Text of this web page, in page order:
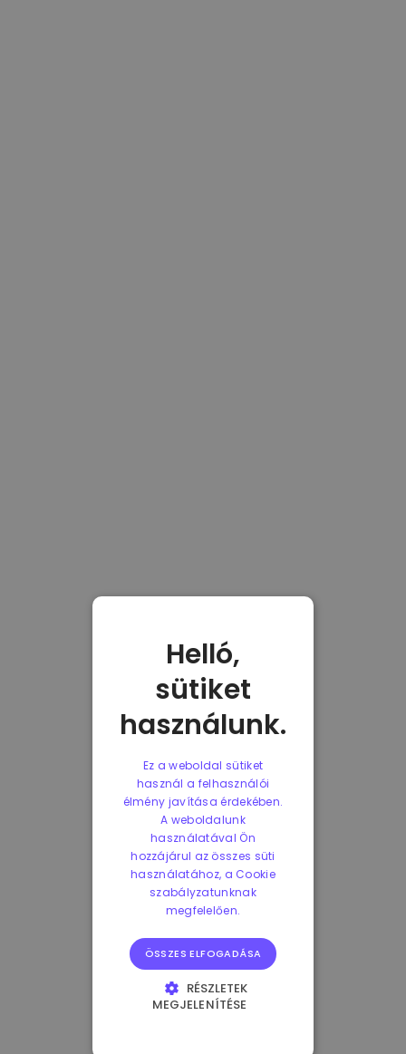
Helló,
sütiket
használunk.
Ez a weboldal sütiket
használ a felhasználói
élmény javítása érdekében.
A weboldalunk
használatával Ön
hozzájárul az összes süti
használatához, a Cookie
szabályzatunknak
megfelelően.
ÖSSZES ELFOGADÁSA
RÉSZLETEK
MEGJELENÍTÉSE